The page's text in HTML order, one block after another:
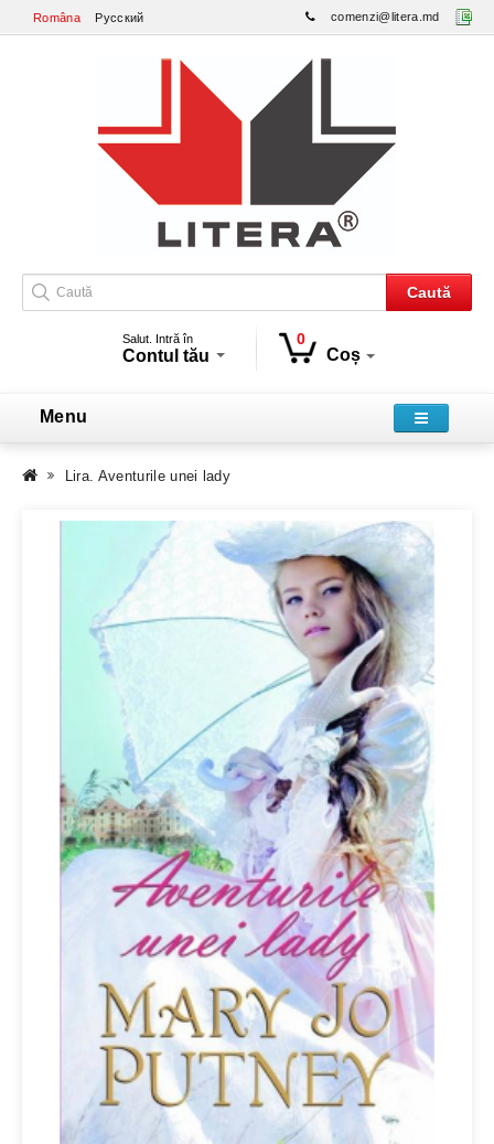
Româna Русский comenzi@litera.md
Caută
Salut. Intră în
Contul tău
0
Coș
Menu
Lira. Aventurile unei lady